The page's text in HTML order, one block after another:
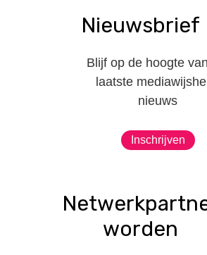
Nieuwsbrief
Blijf op de hoogte
laatste
nieuws
Inschrijven
worden